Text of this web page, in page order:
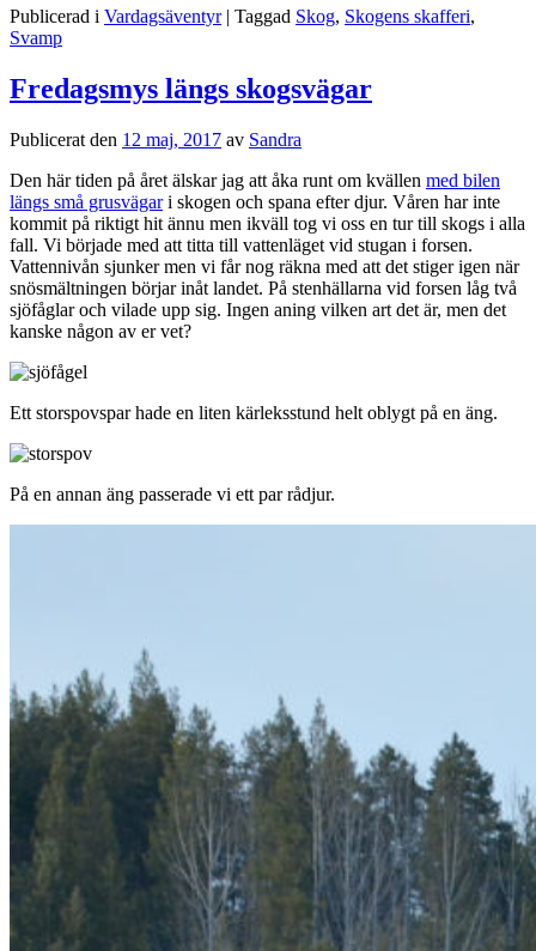
Publicerad i Vardagsäventyr| Taggad Skog, Skogens skafferi,
Svamp
Fredagsmys längs skogsvägar
Publicerat den 12 maj, 2017 av Sandra
Den här tiden på året älskar jag att åka runt om kvällen med bilen
längs små grusvägari skogen och spana efter djur. Våren har inte
kommit på riktigt hit ännu men ikväll tog vi oss en tur till skogs i alla
fall. Vi började med att titta till vattenläget vid stugan i forsen.
Vattennivån sjunker men vi får nog räkna med att det stiger igen när
snösmältningen börjar inåt landet. På stenhällarna vid forsen låg två
sjöfåglar och vilade upp sig. Ingen aning vilken art det är, men det
kanske någon av er vet?
Ett storspovspar hade en liten kärleksstund helt oblygt på en äng.
På en annan äng passerade vi ett par rådjur.